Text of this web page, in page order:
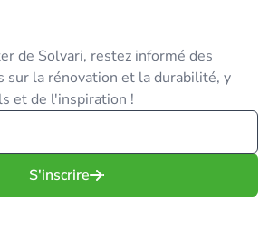
de Solvari, restez informé des
sur la rénovation et la durabilité, y
et de l'inspiration !
S'inscrire